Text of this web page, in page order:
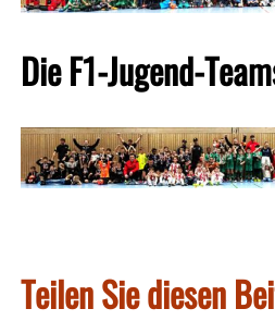
Die F1-Jugend-
Teilen Sie diesen